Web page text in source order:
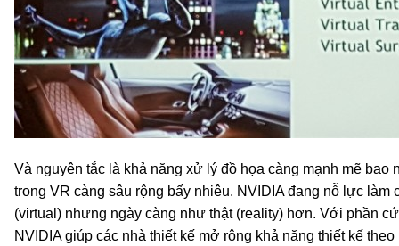
Và nguyên tắc là khả năng xử lý đồ họa càng mạnh mẽ bao
trong VR càng sâu rộng bấy nhiêu. NVIDIA đang nỗ lực làm
(virtual) nhưng ngày càng như thật (reality) hơn. Với phần
NVIDIA giúp các nhà thiết kế mở rộng khả năng thiết kế